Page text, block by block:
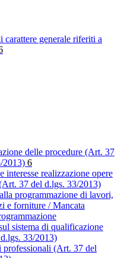
carattere generale riferiti a
delle procedure (Art. 37
2013) 6
interesse realizzazione opere
37 del d.lgs. 33/2013)
programmazione di lavori,
e forniture / Mancata
sistema di qualificazione
33/2013)
(Art. 37 del